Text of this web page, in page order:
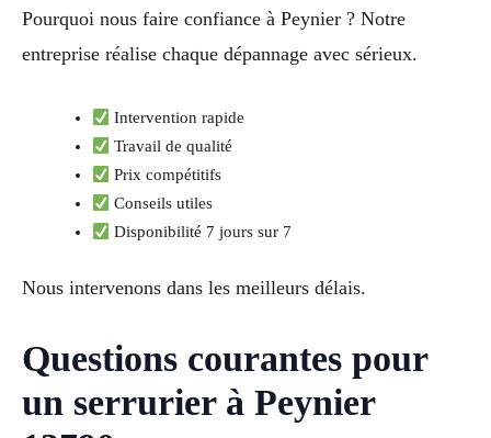
Pourquoi nous faire confiance à Peynier ? Notre
entreprise réalise chaque dépannage avec sérieux.
Intervention rapide
Travail de qualité
Prix compétitifs
Conseils utiles
Disponibilité 7 jours sur 7
Nous intervenons dans les meilleurs délais.
Questions courantes pour
un serrurier à Peynier